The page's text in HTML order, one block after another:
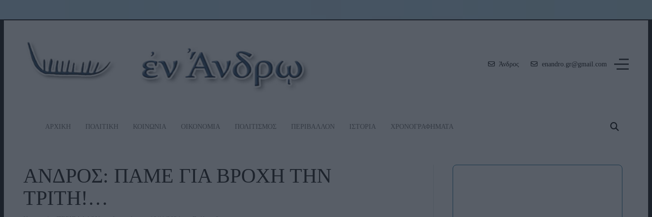
Άνδρος enandro.gr@gmail.com
ΑΡΧΙΚΗ ΠΟΛΙΤΙΚΗ ΚΟΙΝΩΝΙΑ ΟΙΚΟΝΟΜΙΑ ΠΟΛΙΤΙΣΜΟΣ ΠΕΡΙΒΑΛΛΟΝ ΙΣΤΟΡΙΑ ΧΡΟΝΟΓΡΑΦΗΜΑΤΑ
ΑΝΔΡΟΣ: ΠΑΜΕ ΓΙΑ ΒΡΟΧΗ ΤΗΝ
ΤΡΙΤΗ!…